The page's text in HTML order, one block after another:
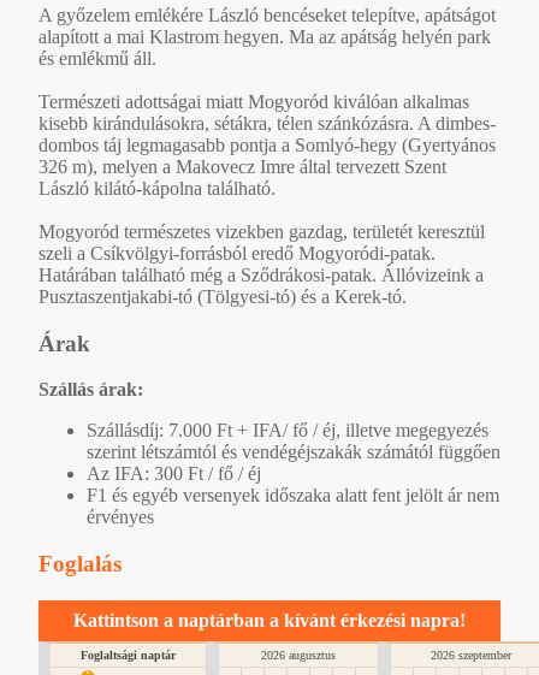
A győzelem emlékére László bencéseket telepítve, apátságot
alapított a mai Klastrom hegyen. Ma az apátság helyén park
és emlékmű áll.
Természeti adottságai miatt Mogyoród kiválóan alkalmas
kisebb kirándulásokra, sétákra, télen szánkózásra. A dimbes-
dombos táj legmagasabb pontja a Somlyó-hegy (Gyertyános
326 m), melyen a Makovecz Imre által tervezett Szent
László kilátó-kápolna található.
Mogyoród természetes vizekben gazdag, területét keresztül
szeli a Csíkvölgyi-forrásból eredő Mogyoródi-patak.
Határában található még a Sződrákosi-patak. Állóvizeink a
Pusztaszentjakabi-tó (Tölgyesi-tó) és a Kerek-tó.
Árak
Szállás árak:
Szállásdíj: 7.000 Ft + IFA/ fő / éj, illetve megegyezés
szerint létszámtól és vendégéjszakák számától függően
Az IFA: 300 Ft / fő / éj
F1 és egyéb versenyek időszaka alatt fent jelölt ár nem
érvényes
Foglalás
Kattintson a naptárban a kívánt érkezési napra!
Foglaltsági naptár
2026 augusztus
2026 szeptember